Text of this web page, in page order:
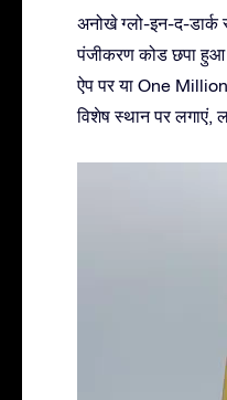
अनोखे ग्लो-इन-द-डार्क
पंजीकरण कोड छपा
ऐप पर या One
विशेष स्थान पर